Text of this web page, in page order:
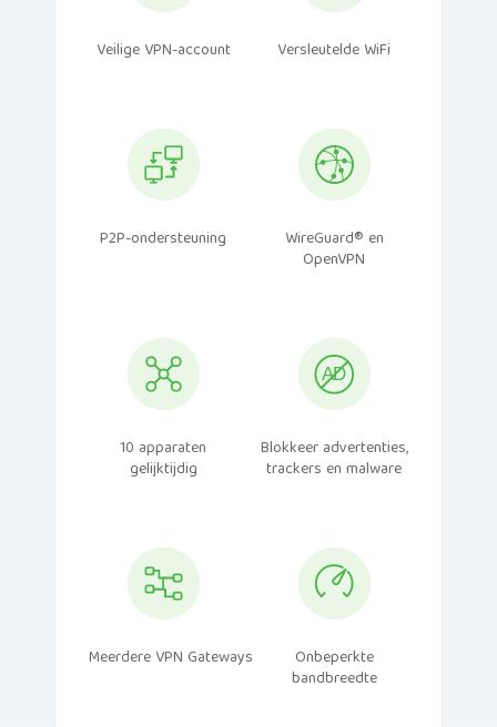
Veilige VPN-account Versleutelde WiFi
P2P-ondersteuning WireGuard® en
OpenVPN
10 apparaten
gelijktijdig
Blokkeer advertenties,
trackers en malware
Meerdere VPN Gateways Onbeperkte
bandbreedte